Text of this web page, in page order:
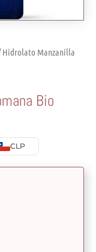
Hidrolato Manzanilla
Bio
CLP